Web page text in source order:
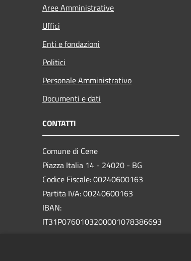
Aree Amministrative
Uffici
Enti e fondazioni
Politici
Personale Amministrativo
Documenti e dati
CONTATTI
Comune di Cene
Piazza Italia 14 - 24020 - BG
Codice Fiscale: 00240600163
Partita IVA: 00240600163
IBAN:
IT31P0760103200001078386693